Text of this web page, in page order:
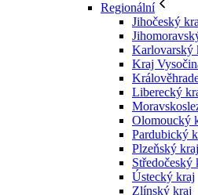
Regionální
Jihočeský
Karlovarský
Kraj
Liberecký
Olomoucký
Pardubický
Plzeňský kraj
Středočeský
Ústecký kraj
Zlínský kraj